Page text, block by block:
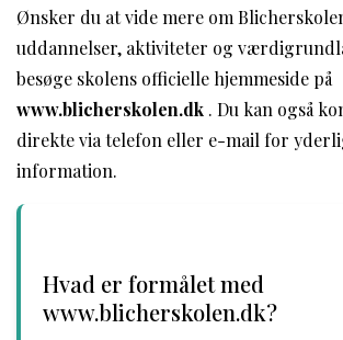
Ønsker du at vide mere om
uddannelser, aktiviteter og
besøge skolens officielle hjemmeside på
www.blicherskolen.dk . Du kan også
direkte via telefon eller e-mail for
information.
Hvad er formålet med
www.blicherskolen.dk?